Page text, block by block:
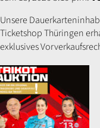
Unsere
Ticketshop Thüringen
exklusives